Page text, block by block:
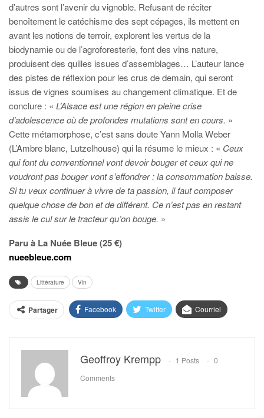
d’autres sont l’avenir du vignoble. Refusant de réciter
benoîtement le catéchisme des sept cépages, ils mettent en
avant les notions de terroir, explorent les vertus de la
biodynamie ou de l’agroforesterie, font des vins nature,
produisent des quilles issues d’assemblages… L’auteur lance
des pistes de réflexion pour les crus de demain, qui seront
issus de vignes soumises au changement climatique. Et de
conclure : « L’Alsace est une région en pleine crise
d’adolescence où de profondes mutations sont en cours. »
Cette métamorphose, c’est sans doute Yann Molla Weber
(L’Ambre blanc, Lutzelhouse) qui la résume le mieux : « Ceux
qui font du conventionnel vont devoir bouger et ceux qui ne
voudront pas bouger vont s’effondrer : la consommation baisse.
Si tu veux continuer à vivre de ta passion, il faut composer
quelque chose de bon et de différent. Ce n’est pas en restant
assis le cul sur le tracteur qu’on bouge. »
Paru à La Nuée Bleue (25 €)
nueebleue.com
Littérature Vin
Partager Facebook Twitter Courriel
Geoffroy Krempp 1 Posts
0
Comments